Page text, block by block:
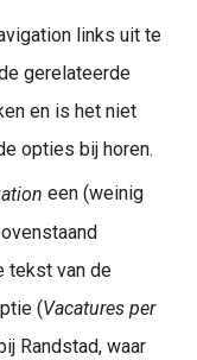
links uit te
gerelateerde
en is het niet
opties bij horen.
een (weinig
tekst van de
(Vacatures per
Randstad, waar